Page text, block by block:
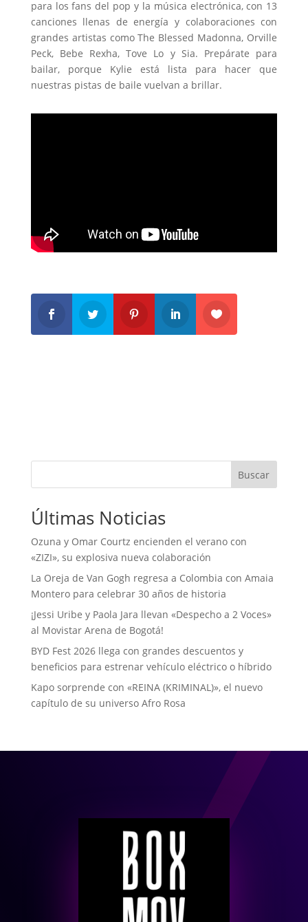
para los fans del pop y la música electrónica, con 13
canciones llenas de energía y colaboraciones con
grandes artistas como The Blessed Madonna, Orville
Peck, Bebe Rexha, Tove Lo y Sia. Prepárate para
bailar, porque Kylie está lista para hacer que
nuestras pistas de baile vuelvan a brillar.
Buscar
Últimas Noticias
Ozuna y Omar Courtz encienden el verano con
«ZIZI», su explosiva nueva colaboración
La Oreja de Van Gogh regresa a Colombia con Amaia
Montero para celebrar 30 años de historia
¡Jessi Uribe y Paola Jara llevan «Despecho a 2 Voces»
al Movistar Arena de Bogotá!
BYD Fest 2026 llega con grandes descuentos y
beneficios para estrenar vehículo eléctrico o híbrido
Kapo sorprende con «REINA (KRIMINAL)», el nuevo
capítulo de su universo Afro Rosa